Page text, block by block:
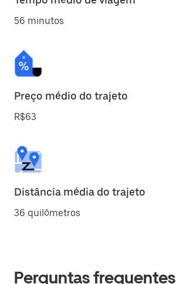
56 minutos
Preço médio do trajeto
R$63
Distância média do trajeto
36 quilômetros
Perguntas frequentes